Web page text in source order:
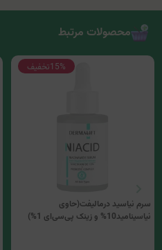
محصولات مرتبط
15%تخفیف
سرم نیاسید درمالیفت(حاوی
نیاسینامید10% و زینک پی‌سی‌ای 1%)